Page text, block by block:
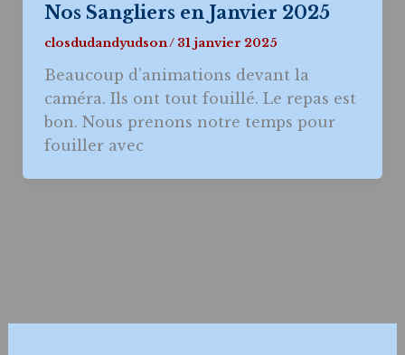
Nos Sangliers en Janvier 2025
closdudandyudson/ 31 janvier 2025
Beaucoup d’animations devant la
caméra. Ils ont tout fouillé. Le repas est
bon. Nous prenons notre temps pour
fouiller avec